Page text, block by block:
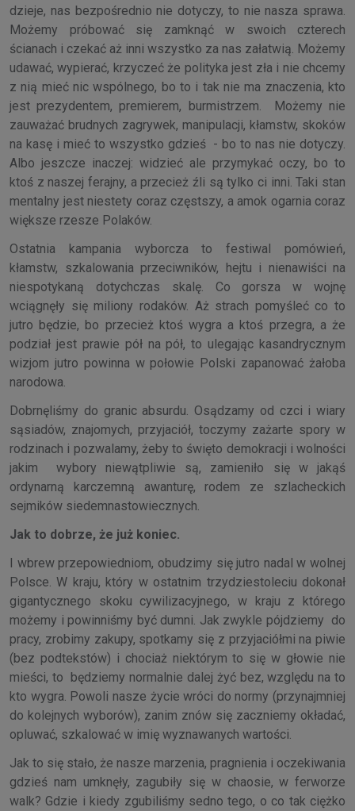
dzieje, nas bezpośrednio nie dotyczy, to nie nasza sprawa.
Możemy próbować się zamknąć w swoich czterech
ścianach i czekać aż inni wszystko za nas załatwią. Możemy
udawać, wypierać, krzyczeć że polityka jest zła i nie chcemy
z nią mieć nic wspólnego, bo to i tak nie ma znaczenia, kto
jest prezydentem, premierem, burmistrzem. Możemy nie
zauważać brudnych zagrywek, manipulacji, kłamstw, skoków
na kasę i mieć to wszystko gdzieś - bo to nas nie dotyczy.
Albo jeszcze inaczej: widzieć ale przymykać oczy, bo to
ktoś z naszej ferajny, a przecież źli są tylko ci inni. Taki stan
mentalny jest niestety coraz częstszy, a amok ogarnia coraz
większe rzesze Polaków.
Ostatnia kampania wyborcza to festiwal pomówień,
kłamstw, szkalowania przeciwników, hejtu i nienawiści na
niespotykaną dotychczas skalę. Co gorsza w wojnę
wciągnęły się miliony rodaków. Aż strach pomyśleć co to
jutro będzie, bo przecież ktoś wygra a ktoś przegra, a że
podział jest prawie pół na pół, to ulegając kasandrycznym
wizjom jutro powinna w połowie Polski zapanować żałoba
narodowa.
Dobrnęliśmy do granic absurdu. Osądzamy od czci i wiary
sąsiadów, znajomych, przyjaciół, toczymy zażarte spory w
rodzinach i pozwalamy, żeby to święto demokracji i wolności
jakim wybory niewątpliwie są, zamieniło się w jakąś
ordynarną karczemną awanturę, rodem ze szlacheckich
sejmików siedemnastowiecznych.
Jak to dobrze, że już koniec.
I wbrew przepowiedniom, obudzimy się jutro nadal w wolnej
Polsce. W kraju, który w ostatnim trzydziestoleciu dokonał
gigantycznego skoku cywilizacyjnego, w kraju z którego
możemy i powinniśmy być dumni. Jak zwykle pójdziemy do
pracy, zrobimy zakupy, spotkamy się z przyjaciółmi na piwie
(bez podtekstów) i chociaż niektórym to się w głowie nie
mieści, to będziemy normalnie dalej żyć bez, względu na to
kto wygra. Powoli nasze życie wróci do normy (przynajmniej
do kolejnych wyborów), zanim znów się zaczniemy okładać,
opluwać, szkalować w imię wyznawanych wartości.
Jak to się stało, że nasze marzenia, pragnienia i oczekiwania
gdzieś nam umknęły, zagubiły się w chaosie, w ferworze
walk? Gdzie i kiedy zgubiliśmy sedno tego, o co tak ciężko